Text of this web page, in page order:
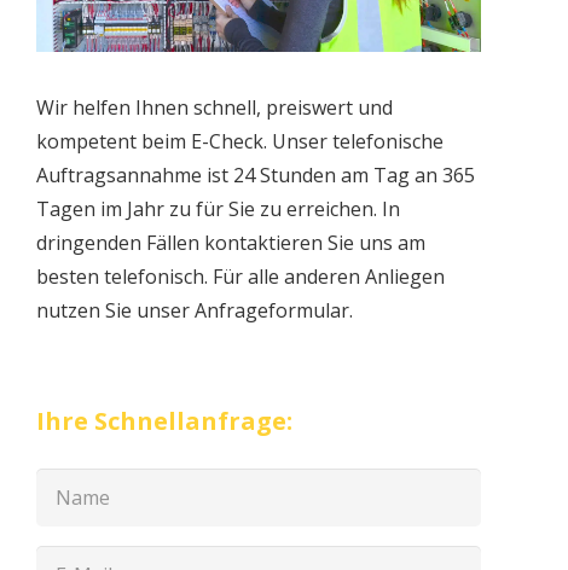
Wir helfen Ihnen schnell, preiswert und
kompetent beim E-Check. Unser telefonische
Auftragsannahme ist 24 Stunden am Tag an 365
Tagen im Jahr zu für Sie zu erreichen. In
dringenden Fällen kontaktieren Sie uns am
besten telefonisch. Für alle anderen Anliegen
nutzen Sie unser Anfrageformular.
Ihre Schnellanfrage: